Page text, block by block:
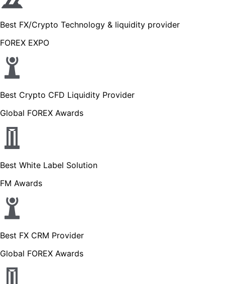
Best FX/Crypto Technology & liquidity provider
FOREX EXPO
Best Crypto CFD Liquidity Provider
Global FOREX Awards
Best White Label Solution
FM Awards
Best FX CRM Provider
Global FOREX Awards